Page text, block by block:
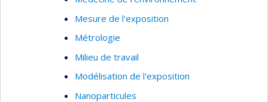
sélénium, les métaux et métalloïdes, comme le
mercure, l’arsenic, incluant les métaux rares.
Mesure de l'exposition
Métrologie
Milieu de travail
Modélisation de l'exposition
Nanoparticules